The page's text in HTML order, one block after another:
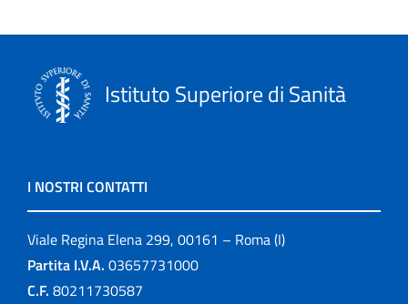
Istituto Superiore di Sanità
I NOSTRI CONTATTI
Viale Regina Elena 299, 00161 – Roma (I)
Partita I.V.A. 03657731000
C.F. 80211730587